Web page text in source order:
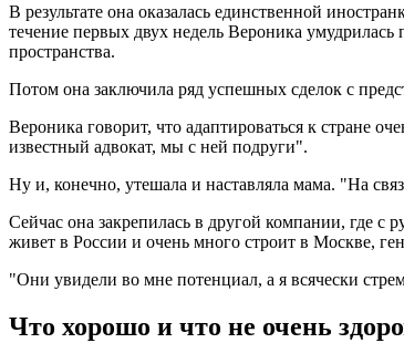
В результате она оказалась единственной
течение первых двух недель Вероника
пространства.
Потом она заключила ряд успешных сделок с
Вероника говорит, что адаптироваться к стране
известный адвокат, мы с ней подруги".
Ну и, конечно, утешала и наставляла мама. "На
Сейчас она закрепилась в другой компании, где
живет в России и очень много строит в Москве,
"Они увидели во мне потенциал, а я всячески
Что хорошо и что не очень